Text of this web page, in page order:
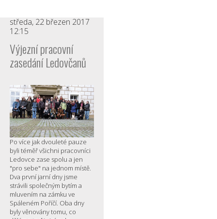
středa, 22 březen 2017
12:15
Výjezní pracovní
zasedání Ledovčanů
Po více jak dvouleté pauze
byli téměř všichni pracovníci
Ledovce zase spolu a jen
"pro sebe" na jednom místě.
Dva první jarní dny jsme
strávili společným bytím a
mluvením na zámku ve
Spáleném Poříčí. Oba dny
byly věnovány tomu, co